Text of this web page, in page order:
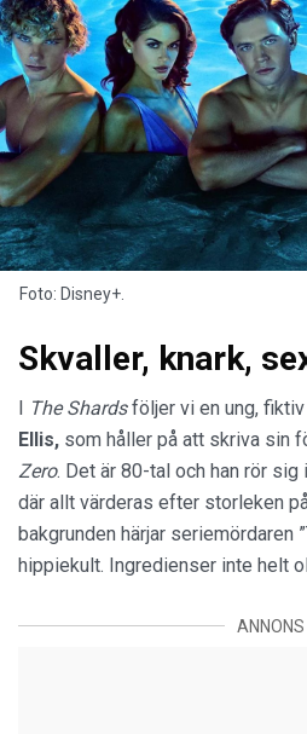
Foto: Disney+.
Skvaller, knark,
I The Shardsföljer vi en ung,
Ellis, som håller på att skriva sin
Zero. Det är 80-tal och han rör
där allt värderas efter storleken
bakgrunden härjar seriemördaren
hippiekult. Ingredienser inte helt
ANNONS